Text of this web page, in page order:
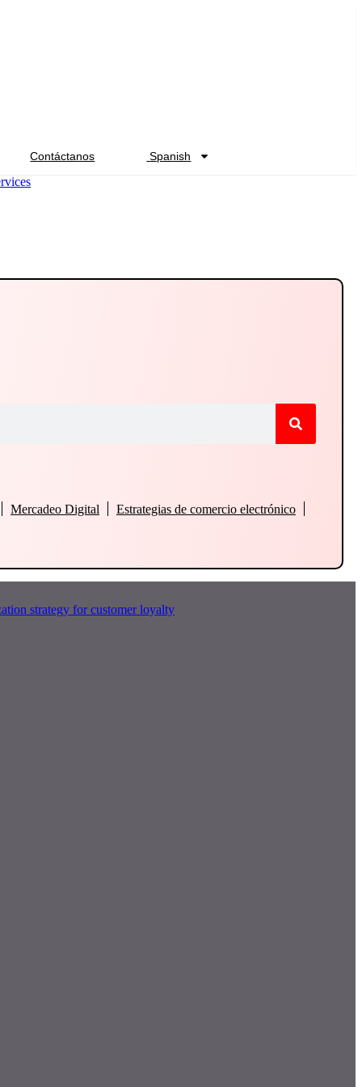
Contáctanos Spanish
Mercadeo Digital
Estrategias de comercio electrónico